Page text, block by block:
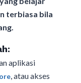
terbiasa bila
aplikasi
, atau akses